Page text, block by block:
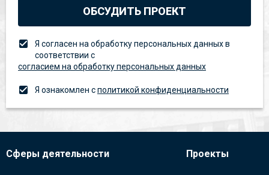
ОБСУДИТЬ ПРОЕКТ
Я согласен на обработку персональных данных в
соответствии с
согласием на обработку персональных данных
Я ознакомлен сполитикой конфиденциальности
Сферы деятельности Проекты